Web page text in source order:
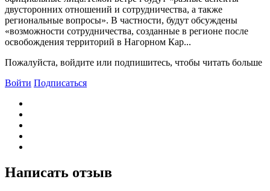
двусторонних отношений и сотрудничества, а также
региональные вопросы». В частности, будут обсуждены
«возможности сотрудничества, созданные в регионе после
освобождения территорий в Нагорном Кар...
Пожалуйста, войдите или подпишитесь, чтобы читать больше
Войти Подписаться
Написать отзыв